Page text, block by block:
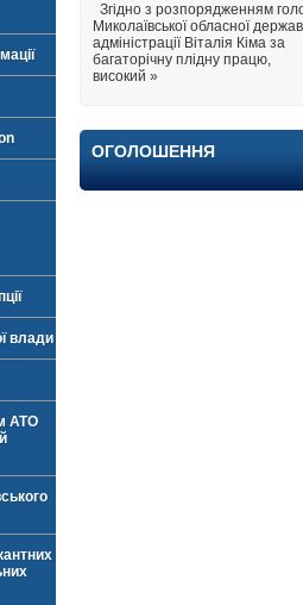
влади
АТО
Згідно з розпорядженням
Миколаївської обласної
адміністрації Віталія Кіма за
багаторічну плідну працю,
високий »
ОГОЛОШЕННЯ